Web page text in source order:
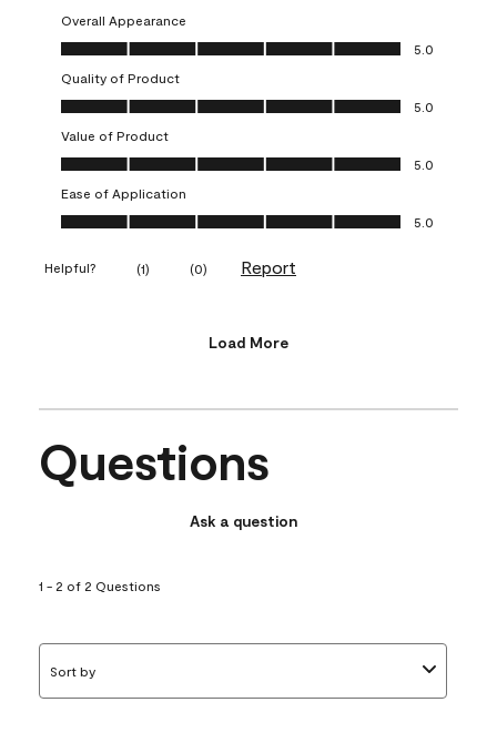
Overall Appearance
Overall Appearance, 5.0 out of 5
5.0
Quality of Product
Quality of Product, 5.0 out of 5
5.0
Value of Product
Value of Product, 5.0 out of 5
5.0
Ease of Application
Ease of Application, 5.0 out of 5
5.0
Helpful? (1) (0) Report
Load More
Questions
Ask a question
1 - 2 of 2 Questions
Sort by